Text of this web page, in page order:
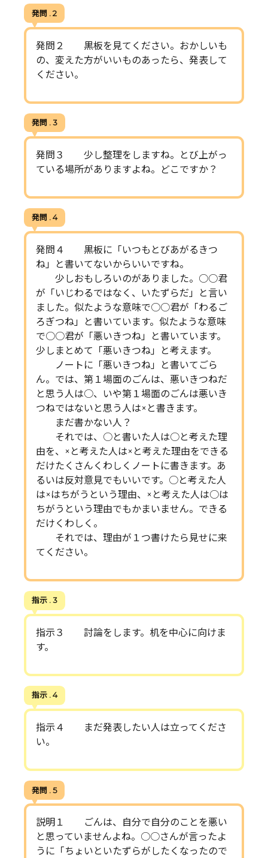
発問 . 2
発問２ 黒板を見てください。おかしいも
の、変えた方がいいものあったら、発表して
ください。
発問 . 3
発問３ 少し整理をしますね。とび上がっ
ている場所がありますよね。どこですか？
発問 . 4
発問４ 黒板に「いつもとびあがるきつ
ね」と書いてないからいいですね。
少しおもしろいのがありました。○○君
が「いじわるではなく、いたずらだ」と言い
ました。似たような意味で○○君が「わるご
ろぎつね」と書いています。似たような意味
で○○君が「悪いきつね」と書いています。
少しまとめて「悪いきつね」と考えます。
ノートに「悪いきつね」と書いてごら
ん。では、第１場面のごんは、悪いきつねだ
と思う人は○、いや第１場面のごんは悪いき
つねではないと思う人は×と書きます。
まだ書かない人？
それでは、○と書いた人は○と考えた理
由を、×と考えた人は×と考えた理由をできる
だけたくさんくわしくノートに書きます。あ
るいは反対意見でもいいです。○と考えた人
は×はちがうという理由、×と考えた人は○は
ちがうという理由でもかまいません。できる
だけくわしく。
それでは、理由が１つ書けたら見せに来
てください。
指示 . 3
指示３ 討論をします。机を中心に向けま
す。
指示 . 4
指示４ まだ発表したい人は立ってくださ
い。
発問 . 5
説明１ ごんは、自分で自分のことを悪い
と思っていませんよね。○○さんが言ったよ
うに「ちょいといたずらがしたくなったので